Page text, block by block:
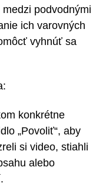
podvodnými
ich varovných
vyhnúť sa
konkrétne
„Povoliť“, aby
si video, stiahli
alebo